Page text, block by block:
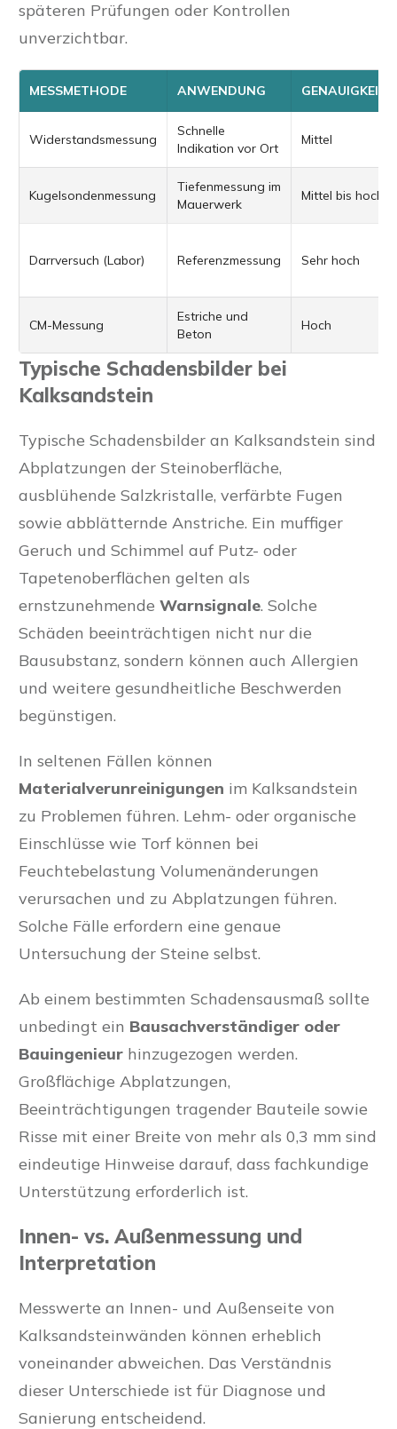
späteren Prüfungen oder Kontrollen
unverzichtbar.
MESSMETHODE ANWENDUNG GENAUIGKEIT
Widerstandsmessung
Schnelle
Indikation vor Ort
Mittel
Kugelsondenmessung
Tiefenmessung im
Mauerwerk
Mittel bis hoch
Darrversuch (Labor) Referenzmessung Sehr hoch
CM-Messung
Estriche und
Beton
Hoch
Typische Schadensbilder bei
Kalksandstein
Typische Schadensbilder an Kalksandstein sind
Abplatzungen der Steinoberfläche,
ausblühende Salzkristalle, verfärbte Fugen
sowie abblätternde Anstriche. Ein muffiger
Geruch und Schimmel auf Putz- oder
Tapetenoberflächen gelten als
ernstzunehmende Warnsignale. Solche
Schäden beeinträchtigen nicht nur die
Bausubstanz, sondern können auch Allergien
und weitere gesundheitliche Beschwerden
begünstigen.
In seltenen Fällen können
Materialverunreinigungen im Kalksandstein
zu Problemen führen. Lehm- oder organische
Einschlüsse wie Torf können bei
Feuchtebelastung Volumenänderungen
verursachen und zu Abplatzungen führen.
Solche Fälle erfordern eine genaue
Untersuchung der Steine selbst.
Ab einem bestimmten Schadensausmaß sollte
unbedingt ein Bausachverständiger oder
Bauingenieur hinzugezogen werden.
Großflächige Abplatzungen,
Beeinträchtigungen tragender Bauteile sowie
Risse mit einer Breite von mehr als 0,3 mm sind
eindeutige Hinweise darauf, dass fachkundige
Unterstützung erforderlich ist.
Innen- vs. Außenmessung und
Interpretation
Messwerte an Innen- und Außenseite von
Kalksandsteinwänden können erheblich
voneinander abweichen. Das Verständnis
dieser Unterschiede ist für Diagnose und
Sanierung entscheidend.